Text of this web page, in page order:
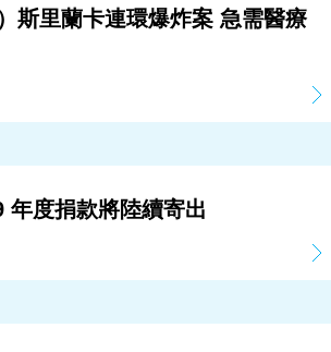
斯里蘭卡連環爆炸案 急需醫療
年度捐款將陸續寄出